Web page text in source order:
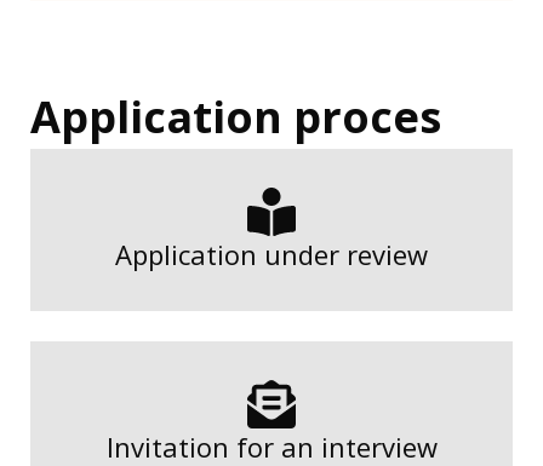
Application proces
Application under review
Invitation for an interview